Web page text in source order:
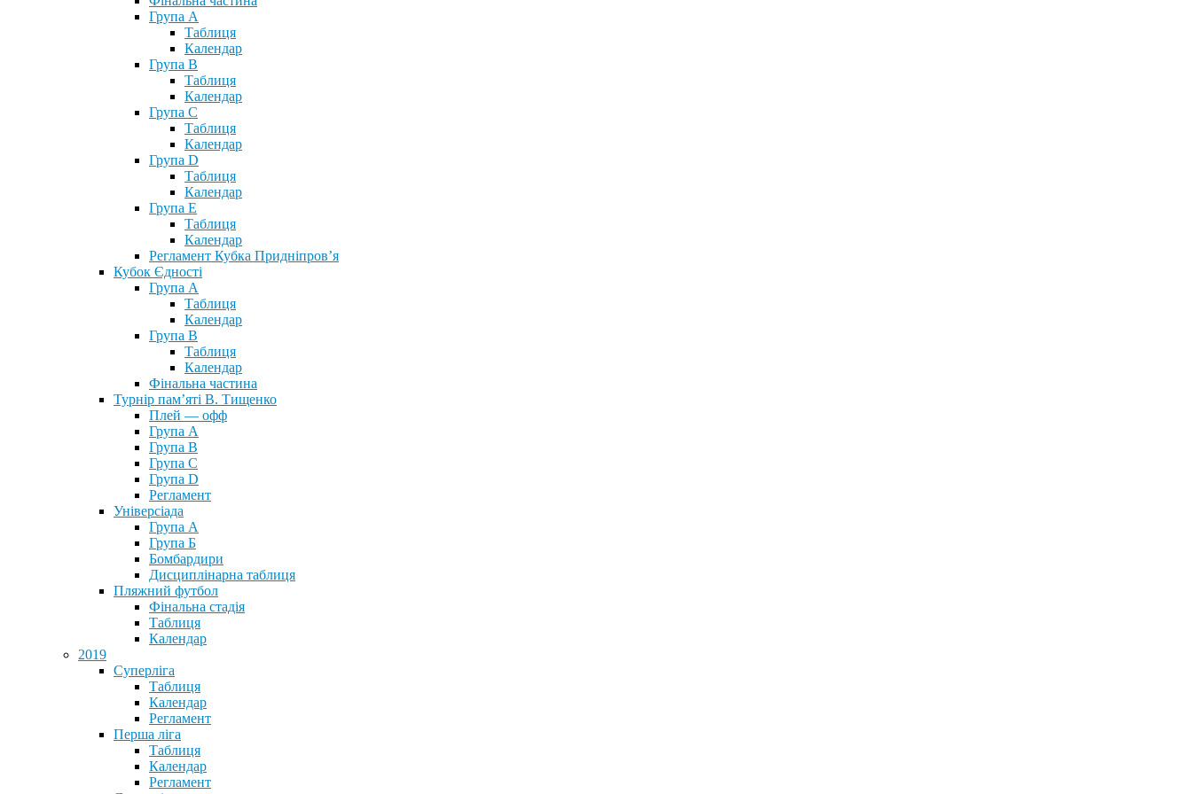
Група А
Таблиця
Календар
Група В
Таблиця
Календар
Група С
Таблиця
Календар
Група D
Таблиця
Календар
Група Е
Таблиця
Календар
Регламент Кубка Придніпров’я
Кубок Єдності
Група А
Таблиця
Календар
Група В
Таблиця
Календар
Фінальна частина
Турнір пам’яті В. Тищенко
Плей — офф
Група А
Група B
Група С
Група D
Регламент
Універсіада
Група А
Група Б
Бомбардири
Дисциплінарна таблиця
Пляжний футбол
Фінальна стадія
Таблиця
Календар
2019
Суперліга
Таблиця
Календар
Регламент
Перша ліга
Таблиця
Календар
Регламент